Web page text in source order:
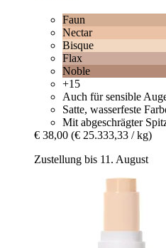
Faun
Nectar
Bisque
Flax
Noble
+15
Auch für sensible
Satte, wasserfeste
Mit abgeschrägter
€ 38,00 (€ 25.333,33 / kg)
Zustellung bis 11. August